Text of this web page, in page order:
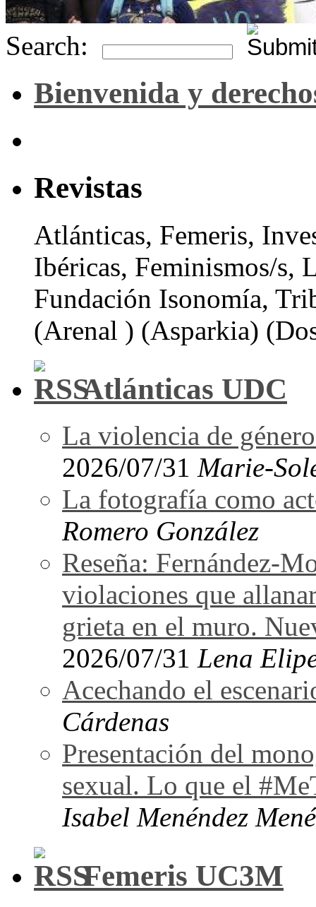
Search:
Bienvenida y
Revistas
Atlánticas, Femeris,
Ibéricas, Feminismos/s,
Fundación Isonomía,
(Arenal ) (Asparkia)
Atlánticas UDC
La violencia de
2026/07/31 Marie-
La fotografía como
Romero González
Reseña: Fernández-
violaciones que
grieta en el muro.
2026/07/31 Lena
Acechando el
Cárdenas
Presentación del
sexual. Lo que el
Isabel Menéndez
Femeris UC3M